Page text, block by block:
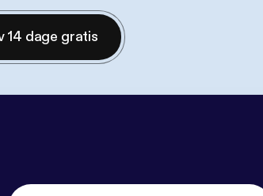
14 dage gratis